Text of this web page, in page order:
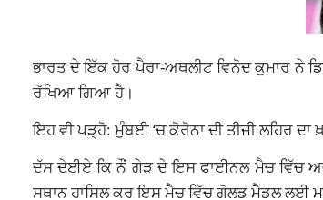
ਭਾਰਤ ਦੇ ਇੱਕ ਹੋਰ ਪੈਰਾ-ਅਥਲੀਟ ਵਿਨੋਦ ਕੁਮਾਰ ਨੇ
ਰੱਖਿਆ ਗਿਆ ਹੈ।
ਇਹ ਵੀ ਪੜ੍ਹੋ: ਮੁੰਬਈ ‘ਚ ਕੋਰੋਨਾ ਦੀ ਤੀਜੀ ਲਹਿਰ ਦਾ
ਦੱਸ ਦੇਈਏ ਕਿ ਨੌਂ ਗੇੜ ਦੇ ਇਸ ਫਾਈਨਲ ਮੈਚ ਵਿੱਚ
ਸਥਾਨ ਹਾਸਿਲ ਕਰ ਇਸ ਮੈਚ ਵਿੱਚ ਗੋਲਡ ਮੈਡਲ ਲਈ